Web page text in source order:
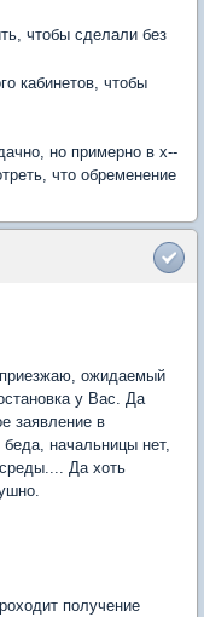
чтобы сделали без
кабинетов, чтобы
но примерно в х--
что обременение
ожидаемый
у Вас. Да
заявление в
начальницы нет,
Да хоть
получение